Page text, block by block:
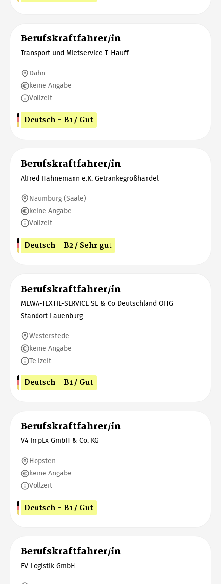
Berufskraftfahrer/in
Transport und Mietservice T. Hauff
Dahn
keine Angabe
Vollzeit
Deutsch - B1 / Gut
Berufskraftfahrer/in
Alfred Hahnemann e.K. Getränkegroßhandel
Naumburg (Saale)
keine Angabe
Vollzeit
Deutsch - B2 / Sehr gut
Berufskraftfahrer/in
MEWA-TEXTIL-SERVICE SE & Co Deutschland OHG
Standort Lauenburg
Westerstede
keine Angabe
Teilzeit
Deutsch - B1 / Gut
Berufskraftfahrer/in
V4 ImpEx GmbH & Co. KG
Hopsten
keine Angabe
Vollzeit
Deutsch - B1 / Gut
Berufskraftfahrer/in
EV Logistik GmbH